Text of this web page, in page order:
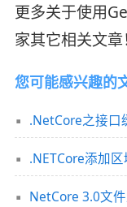
更多关于使用
家其它相关文章！
您可能感兴趣的
.NetCore之接口
.NETCore添加
NetCore 3.0文